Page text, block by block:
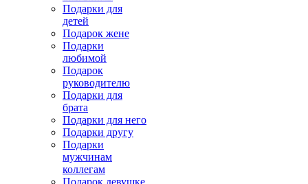
Подарки для
детей
Подарок жене
Подарки
любимой
Подарок
руководителю
Подарки для
брата
Подарки для него
Подарки другу
Подарки
мужчинам
коллегам
Подарок девушке